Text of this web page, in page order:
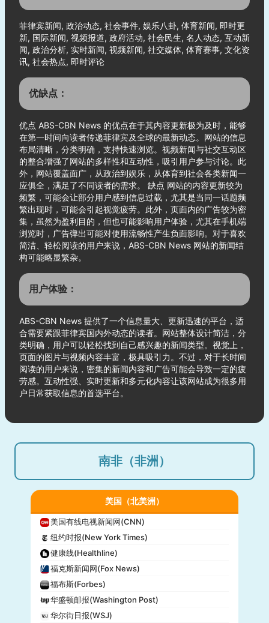
菲律宾新闻, 政治动态, 社会事件, 娱乐八卦, 体育新闻, 即时更
新, 国际新闻, 视频报道, 政府活动, 社会民生, 名人动态, 互动新
闻, 政治分析, 实时新闻, 视频新闻, 社交媒体, 体育赛事, 文化资
讯, 社会热点, 即时评论
优缺点：
优点 ABS-CBN News 的优点在于其内容更新极为及时，能够
在第一时间向读者传递菲律宾及全球的最新动态。网站的信息
布局清晰，分类明确，支持快速浏览。视频新闻与社交互动区
的整合增强了网站的多样性和互动性，吸引用户参与讨论。此
外，网站覆盖面广，从政治到娱乐，从体育到社会各类新闻一
应俱全，满足了不同读者的需求。 缺点 网站的内容更新较为
频繁，可能会让部分用户感到信息过载，尤其是当同一话题频
繁出现时，可能会引起视觉疲劳。此外，页面内的广告较为密
集，虽然为盈利目的，但也可能影响用户体验，尤其在手机端
浏览时，广告弹出可能对使用流畅性产生负面影响。对于喜欢
简洁、轻松阅读的用户来说，ABS-CBN News 网站的新闻结
构可能略显繁杂。
用户体验：
ABS-CBN News 提供了一个信息量大、更新迅速的平台，适
合需要紧跟菲律宾国内外动态的读者。网站整体设计简洁，分
类明确，用户可以轻松找到自己感兴趣的新闻类型。视觉上，
页面的图片与视频内容丰富，极具吸引力。不过，对于长时间
阅读的用户来说，密集的新闻内容和广告可能会导致一定的疲
劳感。互动性强、实时更新和多元化内容让该网站成为很多用
户日常获取信息的首选平台。
南非（非洲）
美国（北美洲）
美国有线电视新闻网(CNN)
纽约时报(New York Times)
健康线(Healthline)
福克斯新闻网(Fox News)
福布斯(Forbes)
华盛顿邮报(Washington Post)
华尔街日报(WSJ)